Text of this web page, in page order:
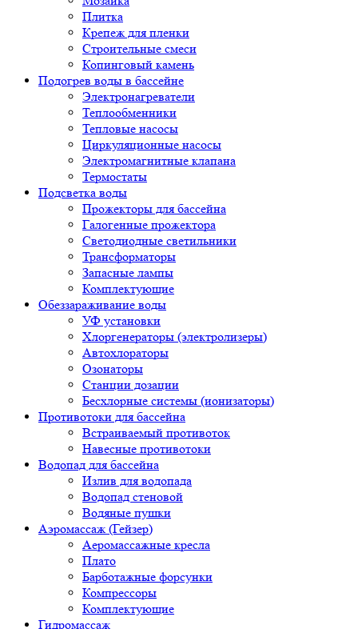
Плитка
Крепеж для пленки
Строительные смеси
Копинговый камень
Подогрев воды в бассейне
Электронагреватели
Теплообменники
Тепловые насосы
Циркуляционные насосы
Электромагнитные клапана
Термостаты
Подсветка воды
Прожекторы для бассейна
Галогенные прожектора
Светодиодные светильники
Трансформаторы
Запасные лампы
Комплектующие
Обеззараживание воды
УФ установки
Хлоргенераторы (электролизеры)
Автохлораторы
Озонаторы
Станции дозации
Бесхлорные системы (ионизаторы)
Противотоки для бассейна
Встраиваемый противоток
Навесные противотоки
Водопад для бассейна
Излив для водопада
Водопад стеновой
Водяные пушки
Аэромассаж (Гейзер)
Аеромассажные кресла
Плато
Барботажные форсунки
Компрессоры
Комплектующие
Гидромассаж